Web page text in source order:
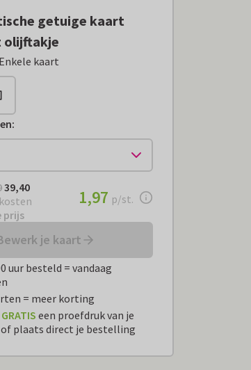
getuige kaart
olijftakje
Enkele kaart
:
39,40
€ 1,97per stuk
1,97 p/st.
prijs
je kaart
uur besteld = vandaag
= meer korting
GRATIS een proefdruk van je
plaats direct je bestelling